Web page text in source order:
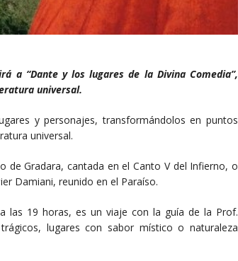
a “Dante y los lugares de la Divina Comedia”,
universal.
y personajes, transformándolos en puntos
universal.
de Gradara, cantada en el Canto V del Infierno, o
Damiani, reunido en el Paraíso.
las 19 horas, es un viaje con la guía de la Prof.
lugares con sabor místico o naturaleza